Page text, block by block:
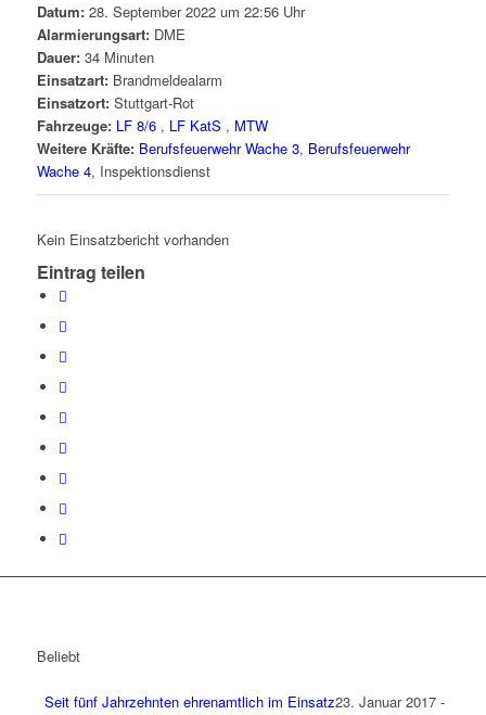
Datum:28. September 2022 um 22:56 Uhr
Alarmierungsart:DME
Dauer:34 Minuten
Einsatzart:Brandmeldealarm
Einsatzort:Stuttgart-Rot
Fahrzeuge: LF 8/6 , LF KatS , MTW
Weitere Kräfte: Berufsfeuerwehr Wache 3, Berufsfeuerwehr
Wache 4, Inspektionsdienst
Kein Einsatzbericht vorhanden
Eintrag teilen
Beliebt
Seit fünf Jahrzehnten ehrenamtlich im Einsatz23. Januar 2017 -